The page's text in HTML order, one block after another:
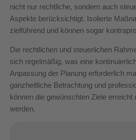
nicht nur rechtliche, sondern auch
Aspekte berücksichtigt. Isolierte
zielführend und können sogar
Die rechtlichen und steuerlichen
sich regelmäßig, was eine
Anpassung der Planung erforderlich
ganzheitliche Betrachtung und
können die gewünschten Ziele
werden.